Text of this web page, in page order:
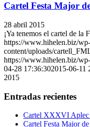
Cartel Festa Major
28 abril 2015
¡Ya tenemos el cartel de
https://www.hihelen.biz/wp-
content/uploads/
https://www.hihelen.biz/
04-28 17:36:302015-06-11
2015
Entradas recientes
Cartel XXXVI Aplec
Cartel Festa Major